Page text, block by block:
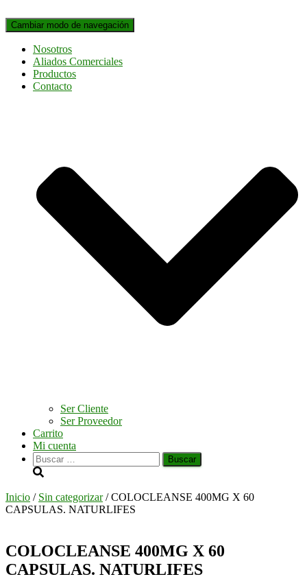
Cambiar modo de navegación
Nosotros
Aliados Comerciales
Productos
Contacto
Ser Cliente
Ser Proveedor
Carrito
Mi cuenta
Buscar:
Inicio / Sin categorizar/ COLOCLEANSE 400MG X 60
CAPSULAS. NATURLIFES
COLOCLEANSE 400MG X 60
CAPSULAS. NATURLIFES